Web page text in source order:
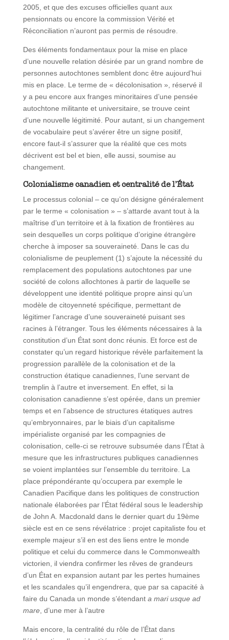
2005, et que des excuses officielles quant aux
pensionnats ou encore la commission Vérité et
Réconciliation n’auront pas permis de résoudre.
Des éléments fondamentaux pour la mise en place
d’une nouvelle relation désirée par un grand nombre de
personnes autochtones semblent donc être aujourd’hui
mis en place. Le terme de « décolonisation », réservé il
y a peu encore aux franges minoritaires d’une pensée
autochtone militante et universitaire, se trouve ceint
d’une nouvelle légitimité. Pour autant, si un changement
de vocabulaire peut s’avérer être un signe positif,
encore faut-il s’assurer que la réalité que ces mots
décrivent est bel et bien, elle aussi, soumise au
changement.
Colonialisme canadien et centralité de l’État
Le processus colonial – ce qu’on désigne généralement
par le terme « colonisation » – s’attarde avant tout à la
maîtrise d’un territoire et à la fixation de frontières au
sein desquelles un corps politique d’origine étrangère
cherche à imposer sa souveraineté. Dans le cas du
colonialisme de peuplement (1) s’ajoute la nécessité du
remplacement des populations autochtones par une
société de colons allochtones à partir de laquelle se
développent une identité politique propre ainsi qu’un
modèle de citoyenneté spécifique, permettant de
légitimer l’ancrage d’une souveraineté puisant ses
racines à l’étranger. Tous les éléments nécessaires à la
constitution d’un État sont donc réunis. Et force est de
constater qu’un regard historique révèle parfaitement la
progression parallèle de la colonisation et de la
construction étatique canadiennes, l’une servant de
tremplin à l’autre et inversement. En effet, si la
colonisation canadienne s’est opérée, dans un premier
temps et en l’absence de structures étatiques autres
qu’embryonnaires, par le biais d’un capitalisme
impérialiste organisé par les compagnies de
colonisation, celle-ci se retrouve subsumée dans l’État à
mesure que les infrastructures publiques canadiennes
se voient implantées sur l’ensemble du territoire. La
place prépondérante qu’occupera par exemple le
Canadien Pacifique dans les politiques de construction
nationale élaborées par l’État fédéral sous le leadership
de John A. Macdonald dans le dernier quart du 19ème
siècle est en ce sens révélatrice : projet capitaliste fou et
exemple majeur s’il en est des liens entre le monde
politique et celui du commerce dans le Commonwealth
victorien, il viendra confirmer les rêves de grandeurs
d’un État en expansion autant par les pertes humaines
et les scandales qu’il engendrera, que par sa capacité à
faire du Canada un monde s’étendant a mari usque ad
mare, d’une mer à l’autre
Mais encore, la centralité du rôle de l’État dans